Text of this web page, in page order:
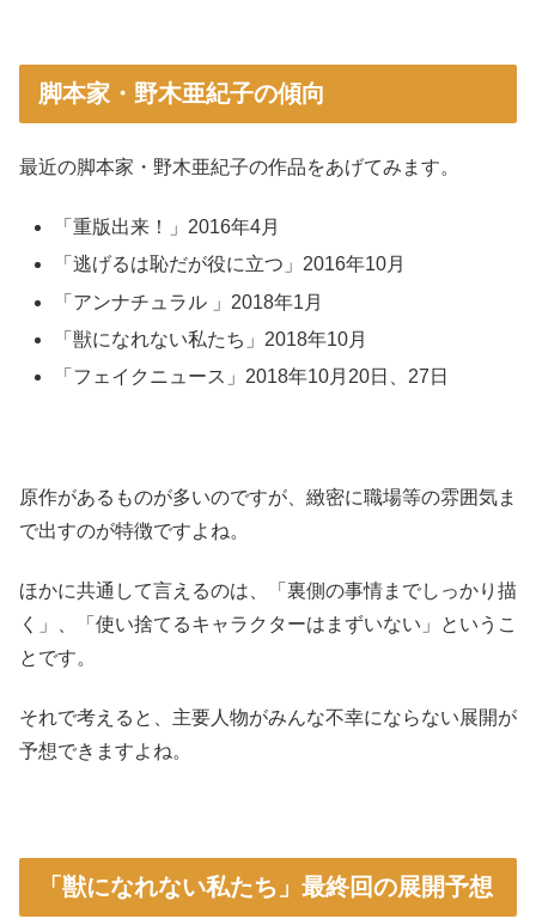
脚本家・野木亜紀子の傾向
最近の脚本家・野木亜紀子の作品をあげてみます。
「重版出来！」2016年4月
「逃げるは恥だが役に立つ」2016年10月
「アンナチュラル 」2018年1月
「獣になれない私たち」2018年10月
「フェイクニュース」2018年10月20日、27日
原作があるものが多いのですが、緻密に職場等の雰囲気ま
で出すのが特徴ですよね。
ほかに共通して言えるのは、「裏側の事情までしっかり描
く」、「使い捨てるキャラクターはまずいない」というこ
とです。
それで考えると、主要人物がみんな不幸にならない展開が
予想できますよね。
「獣になれない私たち」最終回の展開予想